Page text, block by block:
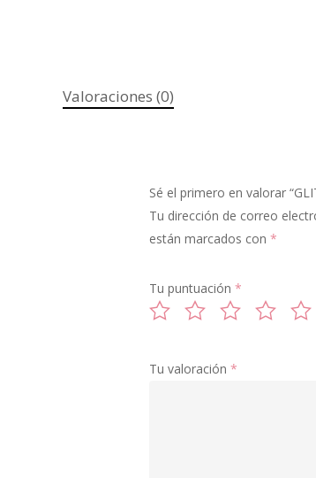
Valoraciones (0)
Sé el primero en valorar
Tu dirección de correo
están marcados con *
Tu puntuación *
Tu valoración *